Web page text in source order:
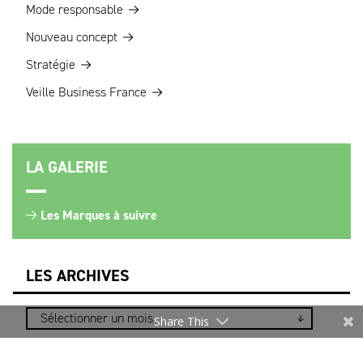
Mode responsable
Nouveau concept
Stratégie
Veille Business France
LA GALERIE
Les Marques à suivre
LES ARCHIVES
Share This